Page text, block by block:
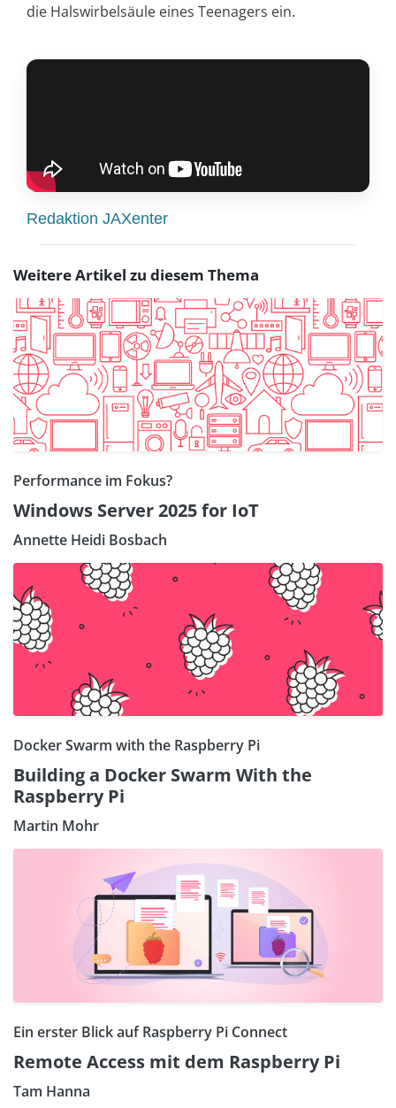
die Halswirbelsäule eines Teenagers ein.
Redaktion JAXenter
Weitere Artikel zu diesem Thema
Performance im Fokus?
Windows Server 2025 for IoT
Annette Heidi Bosbach
Docker Swarm with the Raspberry Pi
Building a Docker Swarm With the
Raspberry Pi
Martin Mohr
Ein erster Blick auf Raspberry Pi Connect
Remote Access mit dem Raspberry Pi
Tam Hanna